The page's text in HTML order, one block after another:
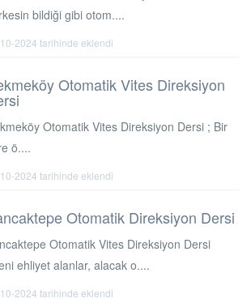
bildiği gibi otom....
2024 tarihinde eklendi
Otomatik Vites Direksiyon
Otomatik Vites Direksiyon Dersi ; Bir
ö....
2024 tarihinde eklendi
Otomatik Direksiyon Dersi
Otomatik Vites Direksiyon Dersi
ehliyet alanlar, alacak o....
2024 tarihinde eklendi